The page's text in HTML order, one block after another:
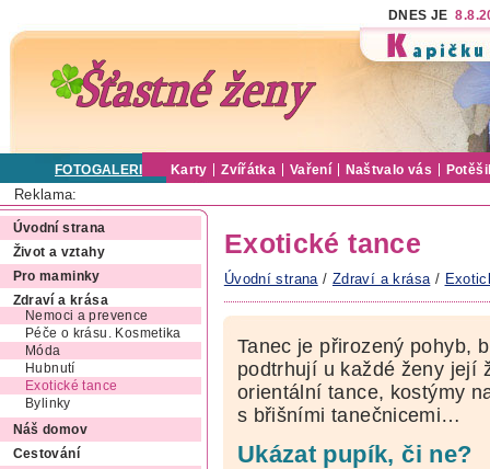
DNES JE
FOTOGALERIE Karty Zvířátka Vaření Naštvalo vás
Reklama:
Úvodní strana
Život a vztahy
Pro maminky
Zdraví a krása
Nemoci a prevence
Péče o krásu. Kosmetika
Móda
Hubnutí
Exotické tance
Bylinky
Náš domov
Cestování
Exotické tance
Úvodní strana / Zdraví a krása /
Tanec je přirozený pohyb,
podtrhují u každé ženy její
orientální tance, kostýmy
s břišními tanečnicemi…
Ukázat pupík, či ne?